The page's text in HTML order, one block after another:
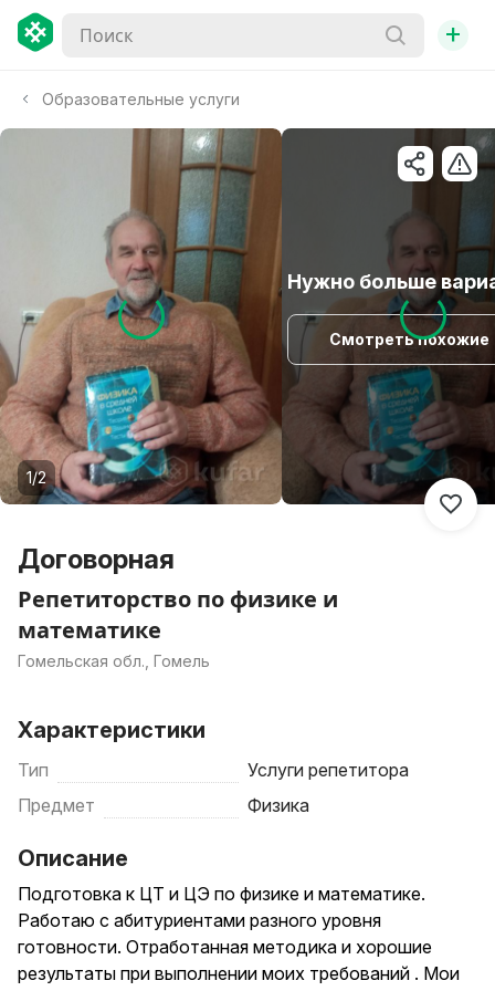
+
Образовательные услуги
Нужно больше
Смотреть похожие
1/2
Договорная
Репетиторство по физике и
математике
Гомельская обл., Гомель
Характеристики
Тип
Услуги репетитора
Предмет
Физика
Описание
Подготовка к ЦТ и ЦЭ по физике и математике.
Работаю с абитуриентами разного уровня
готовности. Отработанная методика и хорошие
результаты при выполнении моих требований . Мои